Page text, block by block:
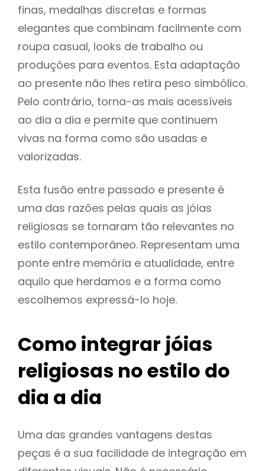
finas, medalhas discretas e formas
elegantes que combinam facilmente com
roupa casual, looks de trabalho ou
produções para eventos. Esta adaptação
ao presente não lhes retira peso simbólico.
Pelo contrário, torna-as mais acessíveis
ao dia a dia e permite que continuem
vivas na forma como são usadas e
valorizadas.
Esta fusão entre passado e presente é
uma das razões pelas quais as jóias
religiosas se tornaram tão relevantes no
estilo contemporâneo. Representam uma
ponte entre memória e atualidade, entre
aquilo que herdamos e a forma como
escolhemos expressá-lo hoje.
Como integrar jóias
religiosas no estilo do
dia a dia
Uma das grandes vantagens destas
peças é a sua facilidade de integração em